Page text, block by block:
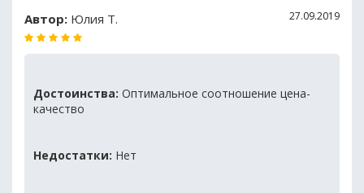
Автор: Юлия Т. 27.09.2019
Достоинства: Оптимальное соотношение цена-
качество
Недостатки: Нет